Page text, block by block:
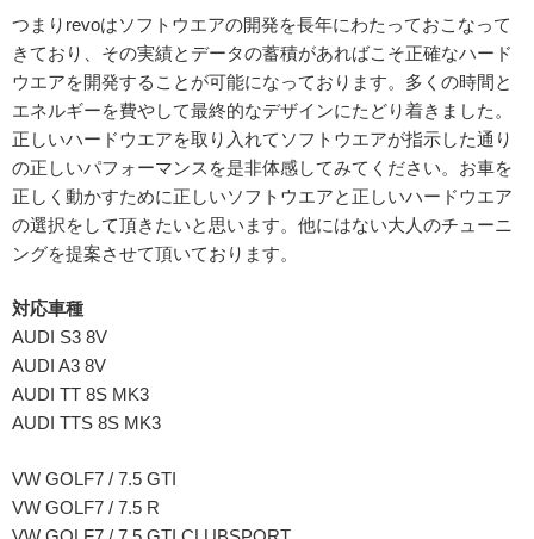
つまりrevoはソフトウエアの開発を長年にわたっておこなって
きており、その実績とデータの蓄積があればこそ正確なハード
ウエアを開発することが可能になっております。多くの時間と
エネルギーを費やして最終的なデザインにたどり着きました。
正しいハードウエアを取り入れてソフトウエアが指示した通り
の正しいパフォーマンスを是非体感してみてください。お車を
正しく動かすために正しいソフトウエアと正しいハードウエア
の選択をして頂きたいと思います。他にはない大人のチューニ
ングを提案させて頂いております。
対応車種
AUDI S3 8V
AUDI A3 8V
AUDI TT 8S MK3
AUDI TTS 8S MK3
VW GOLF7 / 7.5 GTI
VW GOLF7 / 7.5 R